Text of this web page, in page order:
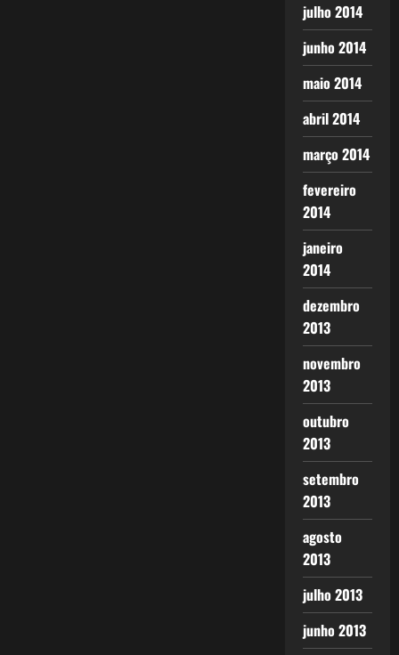
julho 2014
junho 2014
maio 2014
abril 2014
março 2014
fevereiro
2014
janeiro
2014
dezembro
2013
novembro
2013
outubro
2013
setembro
2013
agosto
2013
julho 2013
junho 2013